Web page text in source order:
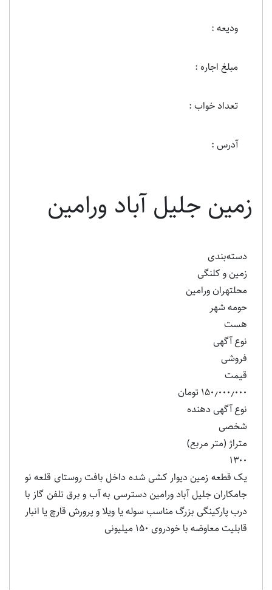
ودیعه :
مبلغ اجاره :
تعداد خواب :
آدرس :
زمین جلیل آباد ورامین
دسته‌بندی
زمین و کلنگی
محلتهران ورامین
حومه شهر
هست
نوع آگهی
فروشی
قیمت
۱۵۰٫۰۰۰٫۰۰۰ تومان
نوع آگهی دهنده
شخصی
متراژ (متر مربع)
۱۳۰۰
یک قطعه زمین دیوار کشی شده داخل بافت روستای قلعه نو
جامکاران جلیل آباد ورامین دسترسی به آب و برق تلفن گاز با
درب پارکینگی بزرگ مناسب سوله یا ویلا و پرورش قارچ یا انبار
قابلیت معاوضه با خودروی ۱۵۰ میلیونی